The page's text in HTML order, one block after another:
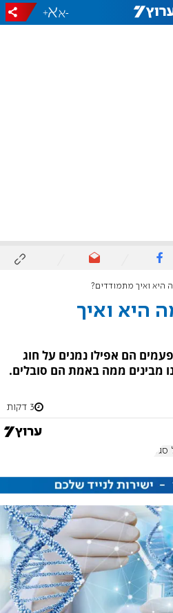
-
+
היא ואיך מתמודדים?
היא ואיך
הם אפילו נמנים על חוג
מבינים ממה באמת הם סובלים.
3 דקות
סגל